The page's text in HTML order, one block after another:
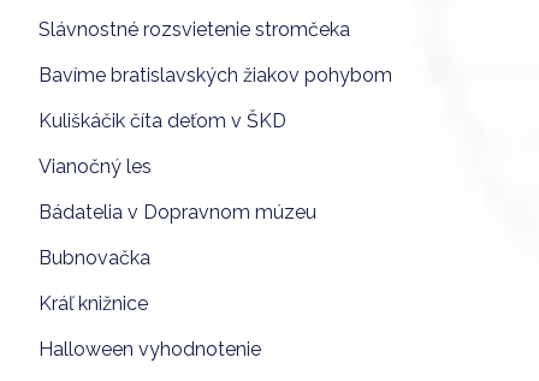
Slávnostné rozsvietenie stromčeka
Bavíme bratislavských žiakov pohybom
Kuliškáčik číta deťom v ŠKD
Vianočný les
Bádatelia v Dopravnom múzeu
Bubnovačka
Kráľ knižnice
Halloween vyhodnotenie